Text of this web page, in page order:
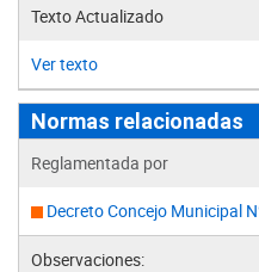
Texto Actualizado
Ver texto
Normas relacionadas
Reglamentada por
Decreto Concejo Municipal
Observaciones: